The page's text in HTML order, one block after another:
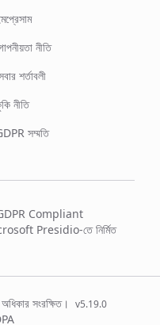
নীতি
শর্তাবলী
নীতি
সম্মতি
Compliant
Presidio-তে নির্মিত
সংরক্ষিত। v5.19.0